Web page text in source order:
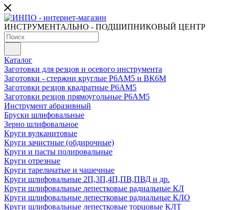
ИНСТРУМЕНТАЛЬНО - ПОДШИПНИКОВЫЙ ЦЕНТР
Каталог
Заготовки для резцов и осевого инструмента
Заготовки - стержни круглые Р6АМ5 и ВК6М
Заготовки резцов квадратные Р6АМ5
Заготовки резцов прямоугольные Р6АМ5
Инструмент абразивный
Бруски шлифовальные
Зерно шлифовальное
Круги вулканитовые
Круги зачистные (обдирочные)
Круги и пасты полировальные
Круги отрезные
Круги тарельчатые и чашечные
Круги шлифовальные 2П,3П,4П,ПВ,ПВД и др.
Круги шлифовальные лепестковые радиальные КЛ
Круги шлифовальные лепестковые радиальные КЛО
Круги шлифовальные лепестковые торцовые КЛТ